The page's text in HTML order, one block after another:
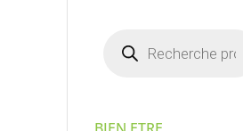
produits